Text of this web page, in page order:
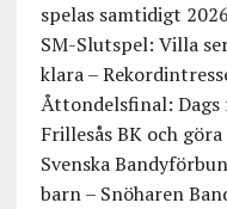
spelas samtidigt 2026
SM-Slutspel: Villa
klara –
Åttondelsfinal:
Frillesås BK och
Svenska
barn – Snöharen